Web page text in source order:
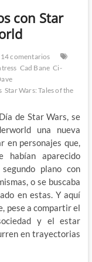
con Star
14 comentarios
Cad Bane Ci-
Star Wars: Tales of the
de Star Wars, se
una nueva
en personajes que,
aparecido
plano con
o se buscaba
en estas. Y aquí
pese a compartir el
y el estar
en trayectorias